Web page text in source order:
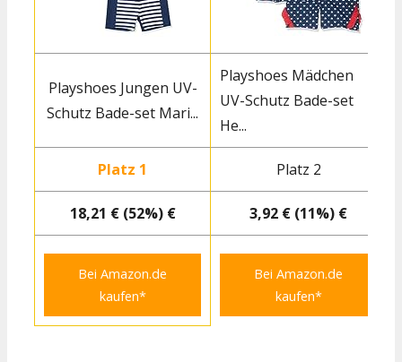
Playshoes Jungen UV-
Schutz Bade-set Mari...
Playshoes Mädchen
UV-Schutz Bade-set
He...
Platz 1 Platz 2
18,21 € (52%) € 3,92 € (11%) €
Bei Amazon.de
kaufen*
Bei Amazon.de
kaufen*